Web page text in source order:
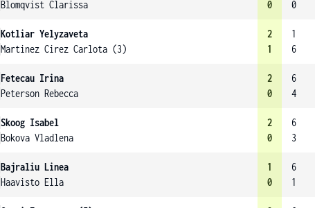
Blomqvist Clarissa
0
0
Kotliar Yelyzaveta
Martinez Cirez Carlota (3)
2
1
1
6
Fetecau Irina
Peterson Rebecca
2
0
6
4
Skoog Isabel
Bokova Vladlena
2
0
6
3
Bajraliu Linea
Haavisto Ella
1
0
6
1